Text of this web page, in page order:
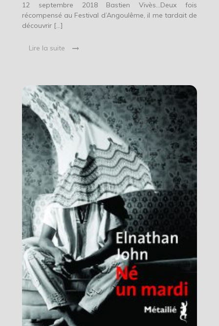
12 septembre 2018 Bastien Vivès…Deux fois
récompensé au Festival d’Angoulême, il me tardait de
découvrir […]
Lire la suite